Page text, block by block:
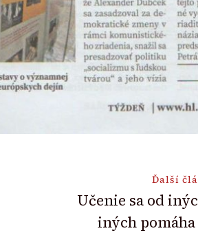
Ďalší
Učenie sa od
iných